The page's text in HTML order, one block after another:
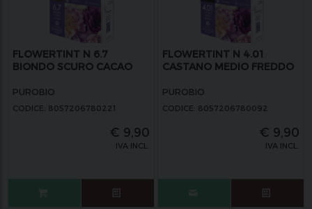
FLOWERTINT N 6.7
BIONDO SCURO CACAO
PUROBIO
CODICE: 8057206780221
€ 9,90
IVA INCL.
FLOWERTINT N 4.01
CASTANO MEDIO FREDDO
PUROBIO
CODICE: 8057206780092
€ 9,90
IVA INCL.